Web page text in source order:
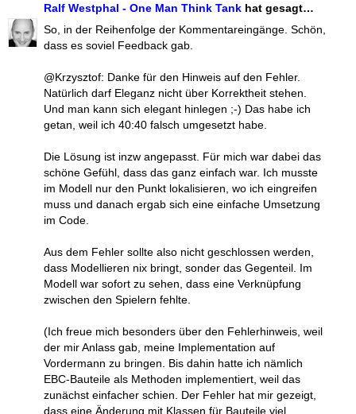
Ralf Westphal - One Man Think Tank hat gesagt…
So, in der Reihenfolge der Kommentareingänge. Schön,
dass es soviel Feedback gab.
@Krzysztof: Danke für den Hinweis auf den Fehler.
Natürlich darf Eleganz nicht über Korrektheit stehen.
Und man kann sich elegant hinlegen ;-) Das habe ich
getan, weil ich 40:40 falsch umgesetzt habe.
Die Lösung ist inzw angepasst. Für mich war dabei das
schöne Gefühl, dass das ganz einfach war. Ich musste
im Modell nur den Punkt lokalisieren, wo ich eingreifen
muss und danach ergab sich eine einfache Umsetzung
im Code.
Aus dem Fehler sollte also nicht geschlossen werden,
dass Modellieren nix bringt, sonder das Gegenteil. Im
Modell war sofort zu sehen, dass eine Verknüpfung
zwischen den Spielern fehlte.
(Ich freue mich besonders über den Fehlerhinweis, weil
der mir Anlass gab, meine Implementation auf
Vordermann zu bringen. Bis dahin hatte ich nämlich
EBC-Bauteile als Methoden implementiert, weil das
zunächst einfacher schien. Der Fehler hat mir gezeigt,
dass eine Änderung mit Klassen für Bauteile viel